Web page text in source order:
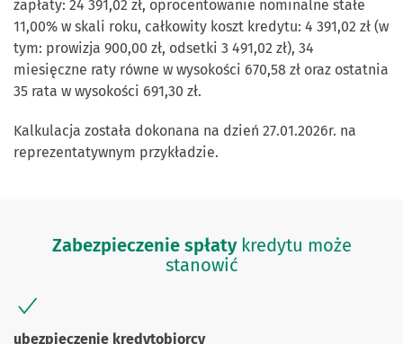
zapłaty: 24 391,02 zł, oprocentowanie nominalne stałe
11,00% w skali roku, całkowity koszt kredytu: 4 391,02 zł (w
tym: prowizja 900,00 zł, odsetki 3 491,02 zł), 34
miesięczne raty równe w wysokości 670,58 zł oraz ostatnia
35 rata w wysokości 691,30 zł.
Kalkulacja została dokonana na dzień 27.01.2026r. na
reprezentatywnym przykładzie.
Zabezpieczenie spłatykredytu może
stanowić
ubezpieczenie kredytobiorcy